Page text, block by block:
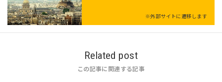
※外部サイトに遷移します
Related post
この記事に関連する記事